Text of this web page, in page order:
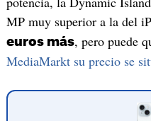
MP muy superior a la del
euros más, pero puede
MediaMarkt su precio se